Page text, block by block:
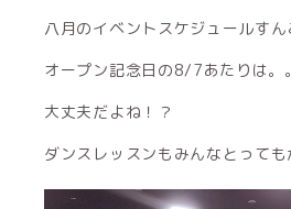
八月のイベントスケジュールすん
オープン記念日の8/7あたりは。
大丈夫だよね！？
ダンスレッスンもみんなとっても